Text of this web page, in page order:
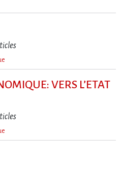
VERS L​‌’ETAT